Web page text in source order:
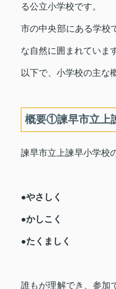
る公立小学校です。
市の中央部にある学校
な自然に囲まれていま
以下で、小学校の主な
概要①諫早市立上
諫早市立上諫早小学校
●やさしく
●かしこく
●たくましく
誰もが理解でき、参加